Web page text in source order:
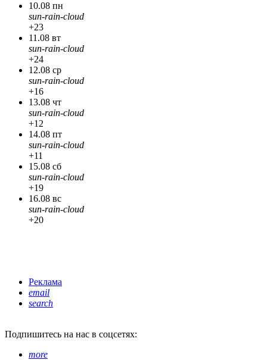
10.08 пн
sun-rain-cloud
+23
11.08 вт
sun-rain-cloud
+24
12.08 ср
sun-rain-cloud
+16
13.08 чт
sun-rain-cloud
+12
14.08 пт
sun-rain-cloud
+11
15.08 сб
sun-rain-cloud
+19
16.08 вс
sun-rain-cloud
+20
Реклама
email
search
Подпишитесь на нас в соцсетях:
more